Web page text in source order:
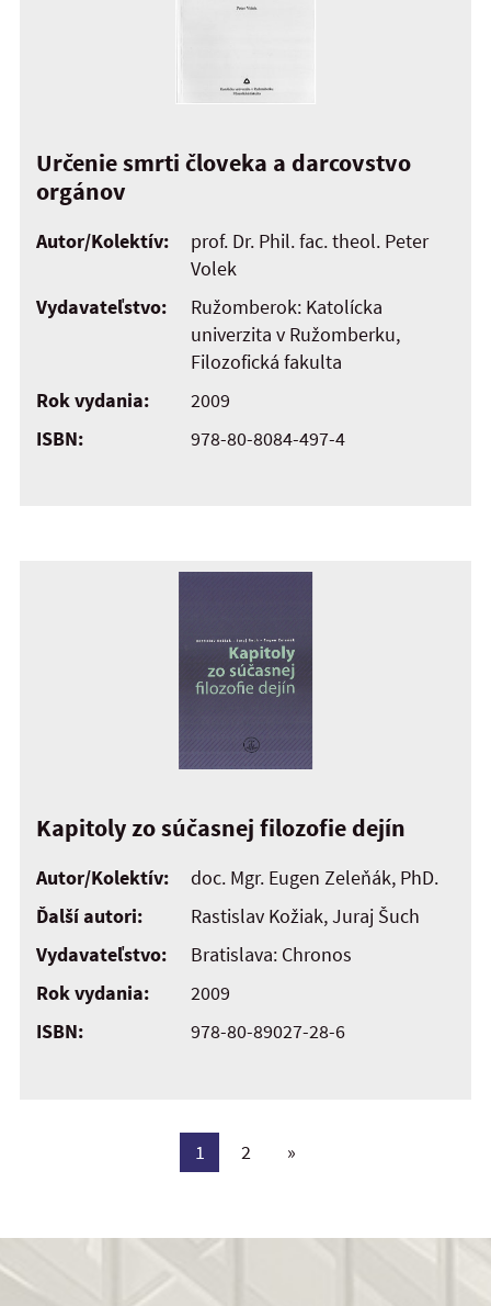
Určenie smrti človeka a darcovstvo
orgánov
Autor/Kolektív:
prof. Dr. Phil. fac. theol. Peter
Volek
Vydavateľstvo:
Ružomberok: Katolícka
univerzita v Ružomberku,
Filozofická fakulta
Rok vydania:
2009
ISBN:
978-80-8084-497-4
Kapitoly zo súčasnej filozofie dejín
Autor/Kolektív:
doc. Mgr. Eugen Zeleňák, PhD.
Ďalší autori:
Rastislav Kožiak, Juraj Šuch
Vydavateľstvo:
Bratislava: Chronos
Rok vydania:
2009
ISBN:
978-80-89027-28-6
»
1 2